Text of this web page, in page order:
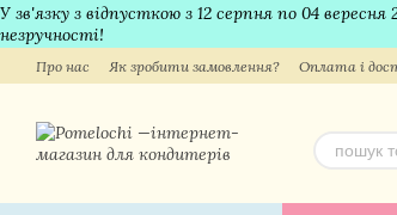
Перейти до основного контенту
У зв'язку з відпусткою з 12 серпня по 04
незручності!
Про нас Як зробити замовлення? Оплата і